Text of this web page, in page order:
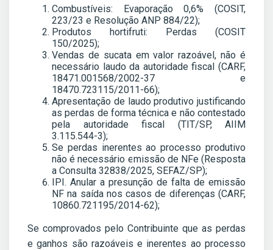
Combustíveis: Evaporação 0,6% (COSIT,
223/23 e Resolução ANP 884/22);
Produtos hortifruti: Perdas (COSIT
150/2025);
Vendas de sucata em valor razoável, não é
necessário laudo da autoridade fiscal (CARF,
18471.001568/2002-37 e
18470.723115/2011-66);
Apresentação de laudo produtivo justificando
as perdas de forma técnica e não contestado
pela autoridade fiscal (TIT/SP, AIIM
3.115.544-3);
Se perdas inerentes ao processo produtivo
não é necessário emissão de NFe (Resposta
a Consulta 32838/2025, SEFAZ/SP);
IPI. Anular a presunção de falta de emissão
NF na saída nos casos de diferenças (CARF,
10860.721195/2014-62);
Se comprovados pelo Contribuinte que as perdas
e ganhos são razoáveis e inerentes ao processo